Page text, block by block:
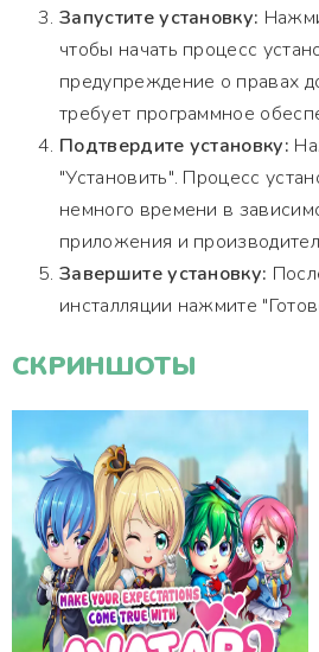
Запустите установку:
чтобы начать процесс
предупреждение о правах
требует программное
Подтвердите установку:
"Установить". Процесс
немного времени в
приложения и
Завершите установку:
инсталляции нажмите
СКРИНШОТЫ